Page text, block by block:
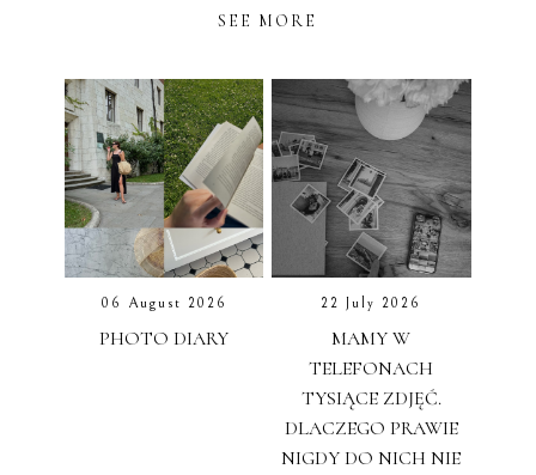
SEE MORE
06 August 2026
PHOTO DIARY
22 July 2026
MAMY W
TELEFONACH
TYSIĄCE ZDJĘĆ.
DLACZEGO PRAWIE
NIGDY DO NICH NIE